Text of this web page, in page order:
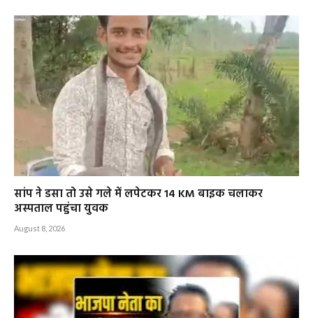
सांप ने डसा तो उसे गले में लपेटकर 14 KM बाइक चलाकर
अस्पताल पहुंचा युवक
August 8, 2026